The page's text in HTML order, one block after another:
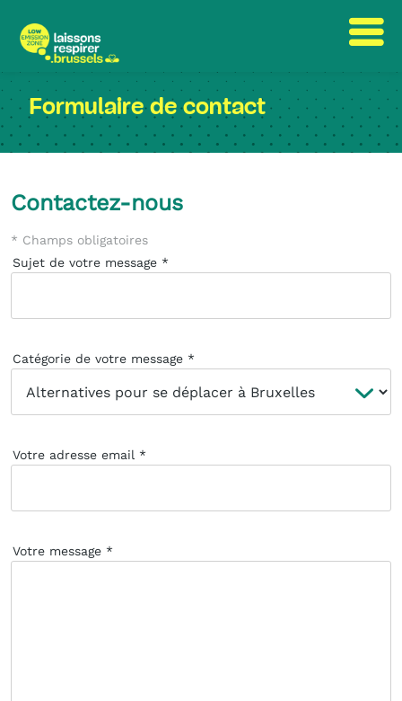
Passer
au
contenu
Passer
à
la
navigation
Formulaire de contact
Contactez-nous
* Champs obligatoires
Sujet de votre message
Catégorie de votre message
Votre adresse email
Votre message